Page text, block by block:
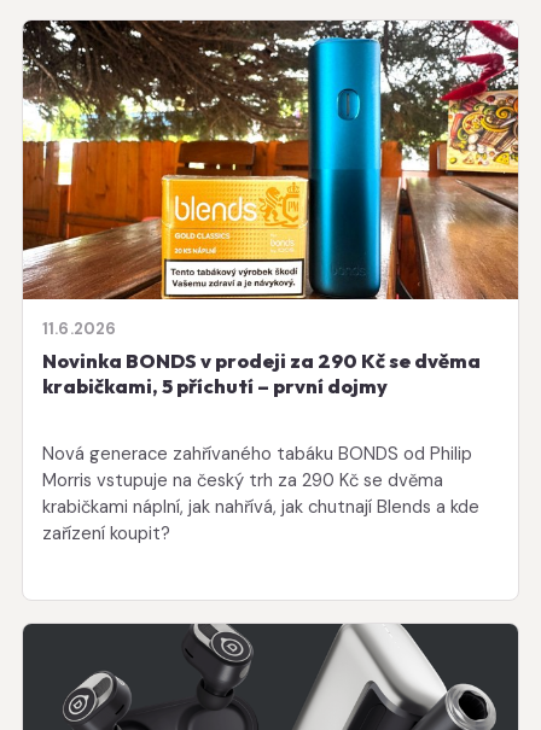
11.6.2026
Novinka BONDS v prodeji za 290 Kč se dvěma
krabičkami, 5 příchutí – první dojmy
Nová generace zahřívaného tabáku BONDS od Philip
Morris vstupuje na český trh za 290 Kč se dvěma
krabičkami náplní, jak nahřívá, jak chutnají Blends a kde
zařízení koupit?